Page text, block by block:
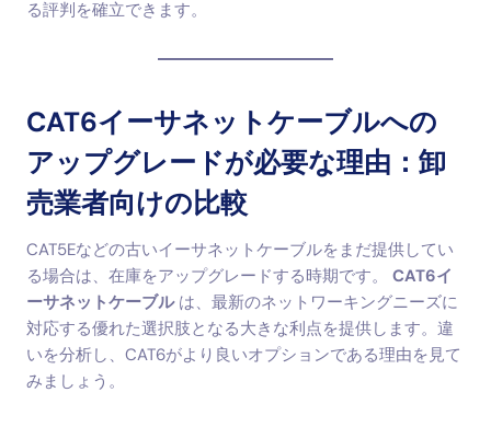
る評判を確立できます。
CAT6イーサネットケーブルへの
アップグレードが必要な理由：卸
売業者向けの比較
CAT5Eなどの古いイーサネットケーブルをまだ提供してい
る場合は、在庫をアップグレードする時期です。 CAT6イ
ーサネットケーブルは、最新のネットワーキングニーズに
対応する優れた選択肢となる大きな利点を提供します。違
いを分析し、CAT6がより良いオプションである理由を見て
みましょう。